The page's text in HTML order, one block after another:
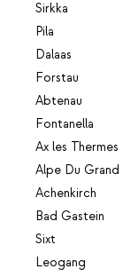
Sirkka
Pila
Dalaas
Forstau
Abtenau
Fontanella
Ax les Thermes
Alpe Du Grand
Achenkirch
Bad Gastein
Sixt
Leogang